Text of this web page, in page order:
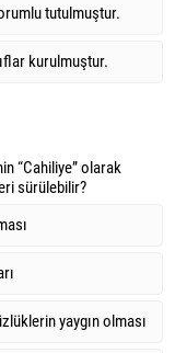
tutulmuştur.
kurulmuştur.
“Cahiliye” olarak
sürülebilir?
yaygın olması